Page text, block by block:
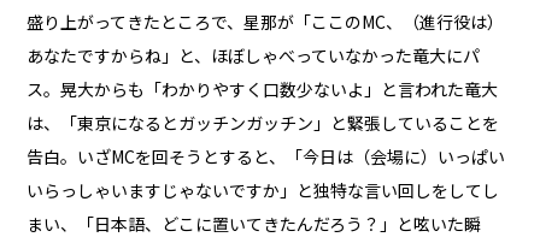
盛り上がってきたところで、星那が「ここのMC、（進行役は）
あなたですからね」と、ほぼしゃべっていなかった竜大にパ
ス。晃大からも「わかりやすく口数少ないよ」と言われた竜大
は、「東京になるとガッチンガッチン」と緊張していることを
告白。いざMCを回そうとすると、「今日は（会場に）いっぱい
いらっしゃいますじゃないですか」と独特な言い回しをしてし
まい、「日本語、どこに置いてきたんだろう？」と呟いた瞬